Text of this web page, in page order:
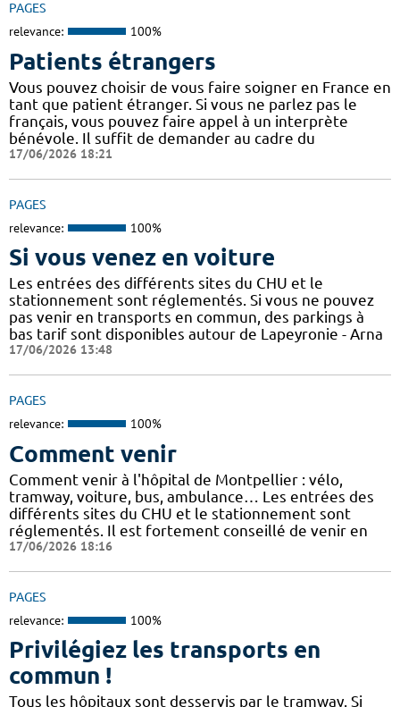
PAGES
relevance: 100%
Patients étrangers
Vous pouvez choisir de vous faire soigner en France en
tant que patient étranger. Si vous ne parlez pas le
français, vous pouvez faire appel à un interprète
bénévole. Il suffit de demander au cadre du
17/06/2026 18:21
PAGES
relevance: 100%
Si vous venez en voiture
Les entrées des différents sites du CHU et le
stationnement sont réglementés. Si vous ne pouvez
pas venir en transports en commun, des parkings à
bas tarif sont disponibles autour de Lapeyronie - Arna
17/06/2026 13:48
PAGES
relevance: 100%
Comment venir
Comment venir à l'hôpital de Montpellier : vélo,
tramway, voiture, bus, ambulance… Les entrées des
différents sites du CHU et le stationnement sont
réglementés. Il est fortement conseillé de venir en
17/06/2026 18:16
PAGES
relevance: 100%
Privilégiez les transports en
commun !
Tous les hôpitaux sont desservis par le tramway. Si